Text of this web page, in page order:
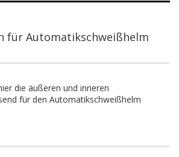
für Automatikschweißhelm
die äußeren und inneren
für den Automatikschweißhelm